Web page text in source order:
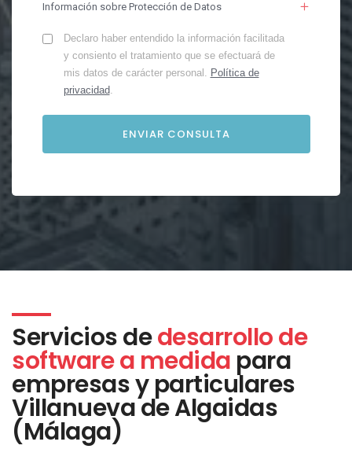
Información sobre Protección de Datos
Declaro haber entendido la información facilitada
y consiento el tratamiento que se efectuará de
mis datos de carácter personal. Política de
privacidad.
Servicios dedesarrollo de
software a medida para
empresas y particulares
Villanueva de Algaidas
(Málaga)